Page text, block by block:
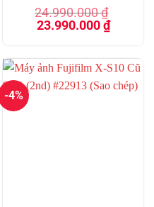
₫.
24.990.000₫
Giá
gốc
23.990.000₫Giá
hiện
-4%